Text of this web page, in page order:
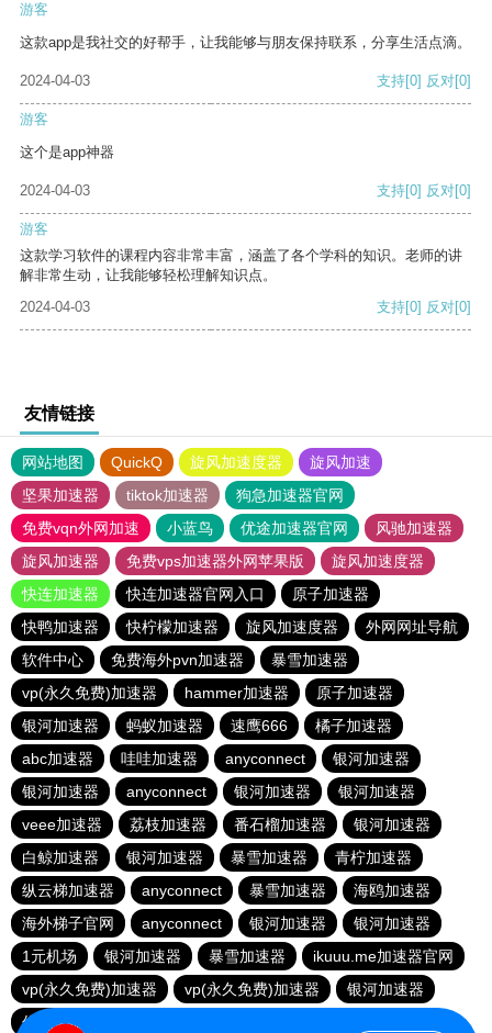
游客
这款app是我社交的好帮手，让我能够与朋友保持联系，分享生活点滴。
2024-04-03 支持[0] 反对[0]
游客
这个是app神器
2024-04-03 支持[0] 反对[0]
游客
这款学习软件的课程内容非常丰富，涵盖了各个学科的知识。老师的讲
解非常生动，让我能够轻松理解知识点。
2024-04-03
支持[0] 反对[0]
友情链接
网站地图 QuickQ 旋风加速度器
旋风加速
坚果加速器
tiktok加速器
狗急加速器官网
免费vqn外网加速
小蓝鸟 优途加速器官网
风驰加速器
旋风加速器
免费vps加速器外网苹果版
旋风加速度器
快连加速器
快连加速器官网入口
原子加速器
快鸭加速器
快柠檬加速器 旋风加速度器
外网网址导航
软件中心
免费海外pvn加速器
暴雪加速器
vp(永久免费)加速器
hammer加速器
原子加速器
银河加速器
蚂蚁加速器 速鹰666
橘子加速器
abc加速器
哇哇加速器 anyconnect
银河加速器
银河加速器
anyconnect 银河加速器
银河加速器
veee加速器
荔枝加速器 番石榴加速器
银河加速器
白鲸加速器
银河加速器 暴雪加速器
青柠加速器
纵云梯加速器
anyconnect 暴雪加速器
海鸥加速器
海外梯子官网
anyconnect 银河加速器
银河加速器
1元机场
银河加速器 暴雪加速器
ikuuu.me加速器官网
vp(永久免费)加速器
vp(永久免费)加速器
银河加速器
优云666